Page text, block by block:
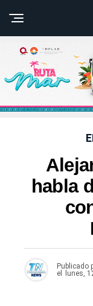
habla
Publicado
el
lunes,